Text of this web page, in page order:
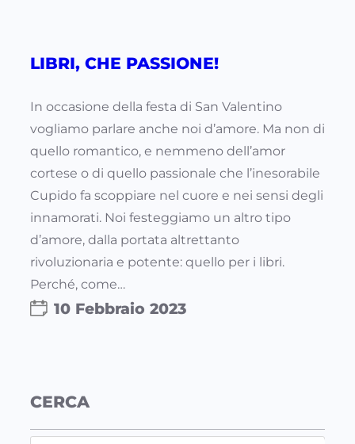
LIBRI, CHE PASSIONE!
In occasione della festa di San Valentino
vogliamo parlare anche noi d’amore. Ma non di
quello romantico, e nemmeno dell’amor
cortese o di quello passionale che l’inesorabile
Cupido fa scoppiare nel cuore e nei sensi degli
innamorati. Noi festeggiamo un altro tipo
d’amore, dalla portata altrettanto
rivoluzionaria e potente: quello per i libri.
Perché, come…
10 Febbraio 2023
CERCA